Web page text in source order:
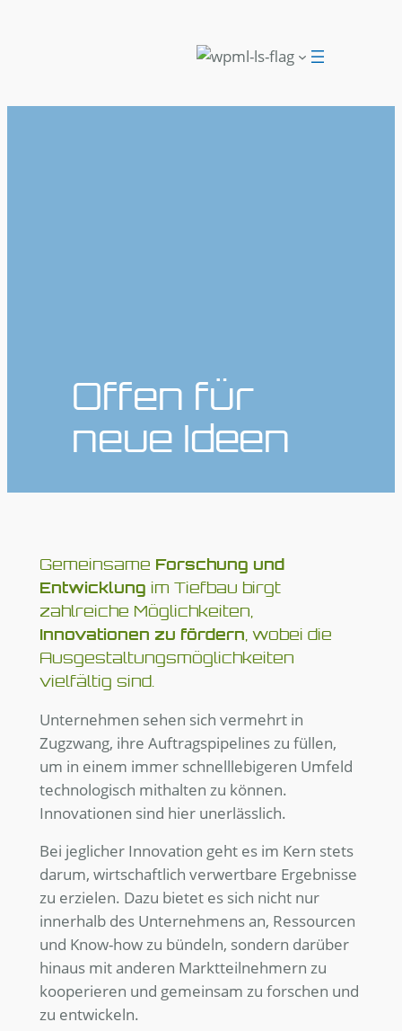
Offen für
neue Ideen
Gemeinsame Forschung und
Entwicklung im Tiefbau birgt
zahlreiche Möglichkeiten,
Innovationen zu fördern, wobei die
Ausgestaltungsmöglichkeiten
vielfältig sind.
Unternehmen sehen sich vermehrt in
Zugzwang, ihre Auftragspipelines zu füllen,
um in einem immer schnelllebigeren Umfeld
technologisch mithalten zu können.
Innovationen sind hier unerlässlich.
Bei jeglicher Innovation geht es im Kern stets
darum, wirtschaftlich verwertbare Ergebnisse
zu erzielen. Dazu bietet es sich nicht nur
innerhalb des Unternehmens an, Ressourcen
und Know-how zu bündeln, sondern darüber
hinaus mit anderen Marktteilnehmern zu
kooperieren und gemeinsam zu forschen und
zu entwickeln.